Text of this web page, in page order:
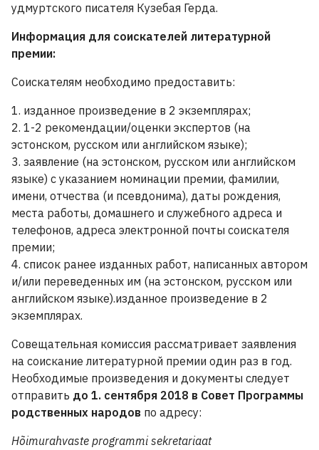
удмуртского писателя Кузебая Герда.
Информация для соискателей литературной
премии:
Соискателям необходимо предоставить:
1. изданное произведение в 2 экземплярах;
2. 1-2 рекомендации/оценки экспертов (на
эстонском, русском или английском языке);
3. заявление (на эстонском, русском или английском
языке) с указанием номинации премии, фамилии,
имени, отчества (и псевдонима), даты рождения,
места работы, домашнего и служебного адреса и
телефонов, адреса электронной почты соискателя
премии;
4. список ранее изданных работ, написанных автором
и/или переведенных им (на эстонском, русском или
английском языке).изданное произведение в 2
экземплярах.
Совещательная комиссия рассматривает заявления
на соискание литературной премии один раз в год.
Необходимые произведения и документы следует
отправить до 1. сентября 2018 в Совет Программы
родственных народов по адресу:
Hõimurahvaste programmi sekretariaat